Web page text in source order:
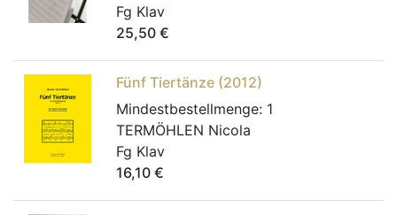
Fg Klav
25,50 €
Fünf Tiertänze (2012)
Mindestbestellmenge: 1
TERMÖHLEN Nicola
Fg Klav
16,10 €